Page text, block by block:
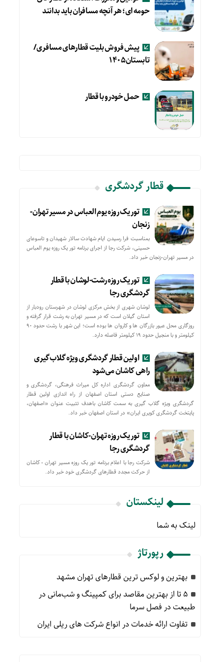
حومه ای؛ هر آنچه مسافران باید بدانند
پیش فروش بلیت قطارهای مسافری/
تابستان۱۴۰۵
حمل خودرو با قطار
قطار گردشگری
تور یک روزه یوم العباس در مسیر تهران-
زنجان
بمناسبت فرا رسیدن ایام شهادت سالار شهیدان و تاسوعای
حسینی، شرکت رجا از اجرای برنامه تور یک روزه یوم العباس
در مسیر تهران-زنجان خبر داد.
تور یک روزه رشت-لوشان با قطار
گردشگری رجا
لوشان شهری از بخش مرکزی لوشان در شهرستان رودبار از
استان گیلان است که در مسیر تهران به رشت قرار گرفته و
روزگاری محل عبور بازرگان ها و کاروان ها بوده است؛ این شهر با رشت حدود ۹۰
کیلومتر و با منجیل حدود ۱۹ کیلومتر فاصله دارد.
اولین قطار گردشگری ویژه گلاب‌گیری
راهی کاشان می‌شود
معاون گردشگری اداره کل میراث فرهنگی، گردشگری و
صنایع دستی استان اصفهان از راه اندازی اولین قطار
گردشگری ویژه گلاب گیری به سمت کاشان باهدف تثبیت عنوان «اصفهان،
پایتخت گردشگری کویری ایران» در استان اصفهان خبر داد.
تور یک روزه تهران-کاشان با قطار
گردشگری رجا
شرکت رجا با اعلام برنامه تور یک روزه مسیر تهران - کاشان
از حركت مجدد قطارهای گردشگری خود خبر داد.
لینکستان
لینک به شما
رپورتاژ
بهترین و لوکس ترین قطارهای تهران مشهد
۵ تا از بهترین مقاصد برای کمپینگ و شب‌مانی در
طبیعت در فصل سرما
تفاوت ارائه خدمات در انواع شرکت های ریلی ایران